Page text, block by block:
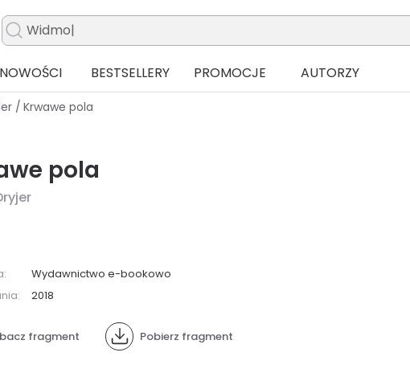
NOWOŚCI BESTSELLERY PROMOCJE AUTORZY
/ Krwawe pola
pola
Wydawnictwo e-bookowo
2018
fragment Pobierz fragment